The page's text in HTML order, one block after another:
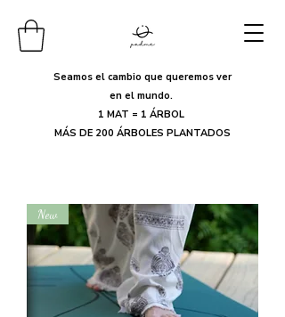
Seamos el cambio que queremos ver
en el mundo.
1 MAT = 1 ÁRBOL
MÁS DE 200 ÁRBOLES PLANTADOS
New